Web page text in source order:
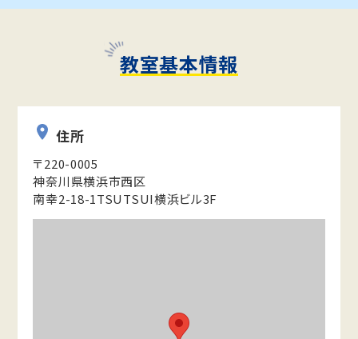
教室基本情報
住所
〒220-0005
神奈川県横浜市西区
南幸2-18-1TSUTSUI横浜ビル3F